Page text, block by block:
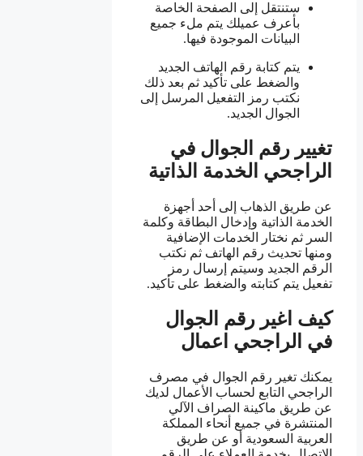
ستنتقل إلى الصفحة الخاصة
بأعرف عميلك يتم ملء جميع
البيانات الموجودة فيها.
يتم كتابة رقم الهاتف الجديد
والضغط على تأكيد ثم بعد ذلك
نكتب رمز التفعيل المرسل إلى
الجوال الجديد.
تغيير رقم الجوال في
الراجحي الخدمة الذاتية
عن طريق الذهاب إلى أحد أجهزة
الخدمة الذاتية وإدخال البطاقة وكلمة
السر ثم نختار الخدمات الإضافية
ومنها تحديث رقم الهاتف ثم نكتب
الرقم الجديد وسيتم إرسال رمز
تفعيل يتم كتابته والضغط على تأكيد.
كيف اغير رقم الجوال
في الراجحي اعمال
يمكنك تغير رقم الجوال في مصرف
الراجحي التابع لحساب الأعمال لديك
عن طريق ماكينة الصراف الآلي
المنتشرة في جميع أنحاء المملكة
العربية السعودية أو عن طريق